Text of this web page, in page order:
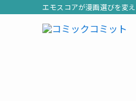
エモスコアが漫画選びを変え